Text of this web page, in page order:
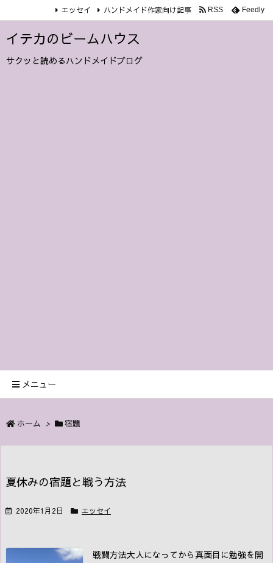
イテカのビームハウス
サクッと読めるハンドメイドブログ
メニュー
エッセイ ハンドメイド作家向け記事 RSS Feedly
ホーム > 宿題
夏休みの宿題と戦う方法
2020年1月2日 エッセイ
戦闘方法大人になってから真面目に勉強を開